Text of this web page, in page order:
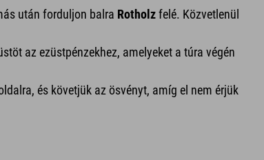
után forduljon balra Rotholzfelé. Közvetlenül
az ezüstpénzekhez, amelyeket a túra végén
és követjük az ösvényt, amíg el nem érjük